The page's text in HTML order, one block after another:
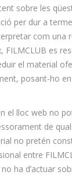
sobre les
per dur a
com una
FILMCLUB es
el material
posant-ho
el lloc web no
de
no pretén
entre
ha d’actuar